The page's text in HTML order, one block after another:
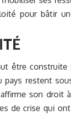
pour bâtir
être construite
restent
son droit
de crise qui